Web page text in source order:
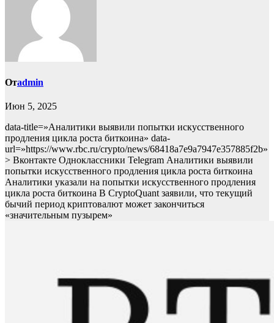
Отadmin
Июн 5, 2025
data-title=»Аналитики выявили попытки искусственного
продления цикла роста биткоина» data-
url=»https://www.rbc.ru/crypto/news/68418a7e9a7947e357885f2b»
> Вконтакте Одноклассники Telegram Аналитики выявили
попытки искусственного продления цикла роста биткоина
Аналитики указали на попытки искусственного продления
цикла роста биткоина В CryptoQuant заявили, что текущий
бычий период криптовалют может закончиться
«значительным пузырем»